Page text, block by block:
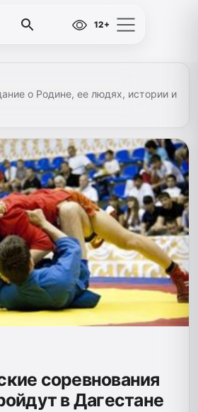
12+
о Родине, ее людях, истории и
соревнования
в Дагестане